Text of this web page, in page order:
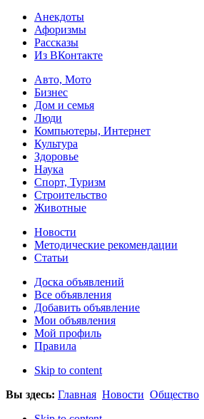
Анекдоты
Афоризмы
Рассказы
Из ВКонтакте
Авто, Мото
Бизнес
Дом и семья
Люди
Компьютеры, Интернет
Культура
Здоровье
Наука
Спорт, Туризм
Строительство
Животные
Новости
Методические рекомендации
Статьи
Доска объявлений
Все объявления
Добавить объявление
Мои объявления
Мой профиль
Правила
Skip to content
Вы здесь: Главная Новости Общество